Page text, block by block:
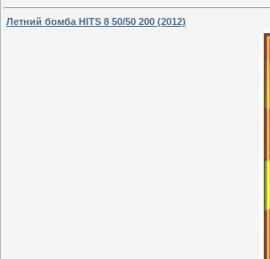
Летний бомба HITS 8 50/50 200 (2012)